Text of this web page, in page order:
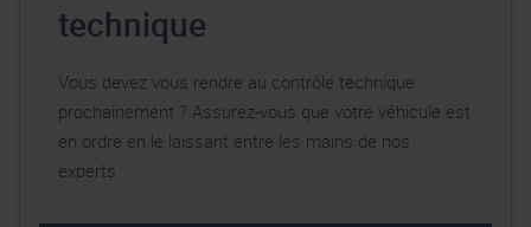
technique
Vous devez vous rendre au contrôle technique
prochainement ? Assurez-vous que votre véhicule est
en ordre en le laissant entre les mains de nos
experts.